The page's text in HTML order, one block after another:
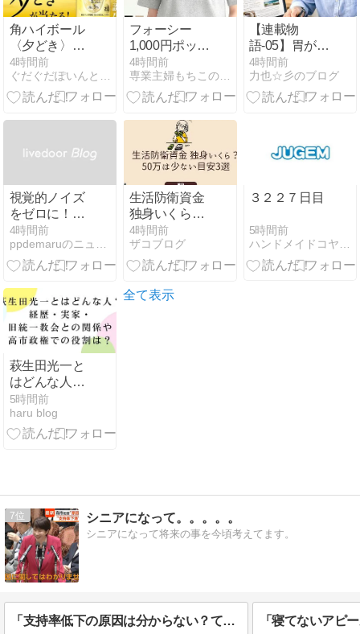
角ハイボール
〈夕どき〉
が、20万名に
当たります。
8/17まで。
4時間前
ぐだぐだぽいんと日記
フォーシー
1,000円ポッキ
リ！！
4時間前
専業主婦もちこのお得活動&節約ブログ
【連載物
語-05】胃が痛
い夜が続い
た。でも、家
族がいたから
4時間前
力也☆彡のブログ
視覚的ノイズ
をゼロに！
NODOCA ケ
ーブルトレー
で圧倒的な没
4時間前
ppdemaruのニュース
生活防衛資金
独身いくら？
50万は少ない
目安3選
4時間前
ザコブログ
３２２７日目
5時間前
萩生田光一と
はどんな人？
｜経歴・実
家・旧統一教
会との関係や
5時間前
haru blog
全て表示
7 シニアになって。。。。。
シニアになって将来の事を今頃考えてます。
「支持率低下の原因は分からない？て事は国民の為に何をやったら良いのかわからんって事じゃん」